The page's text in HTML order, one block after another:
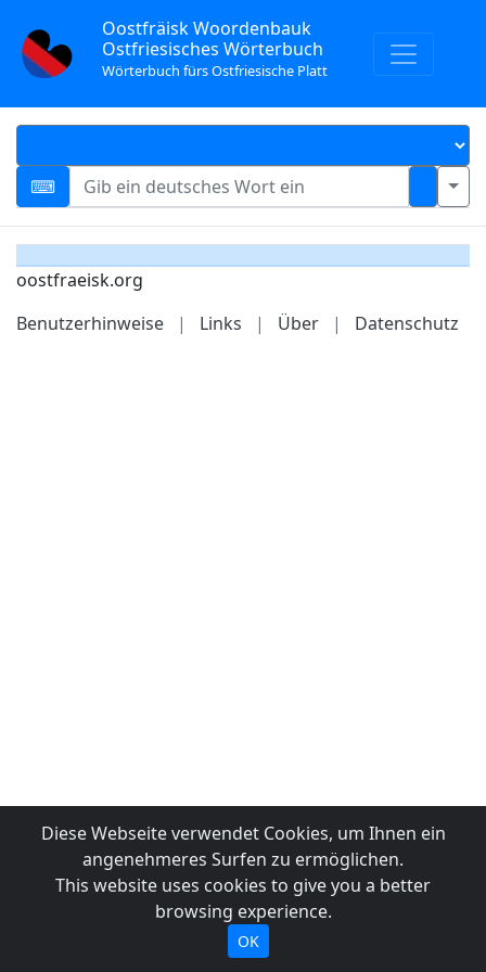
Oostfräisk Woordenbauk
Ostfriesisches Wörterbuch
Wörterbuch fürs Ostfriesische Platt
oostfraeisk.org
Benutzerhinweise
| Links | Über | Datenschutz
Diese Webseite verwendet Cookies, um Ihnen ein
angenehmeres Surfen zu ermöglichen.
This website uses cookies to give you a better
browsing experience.
OK